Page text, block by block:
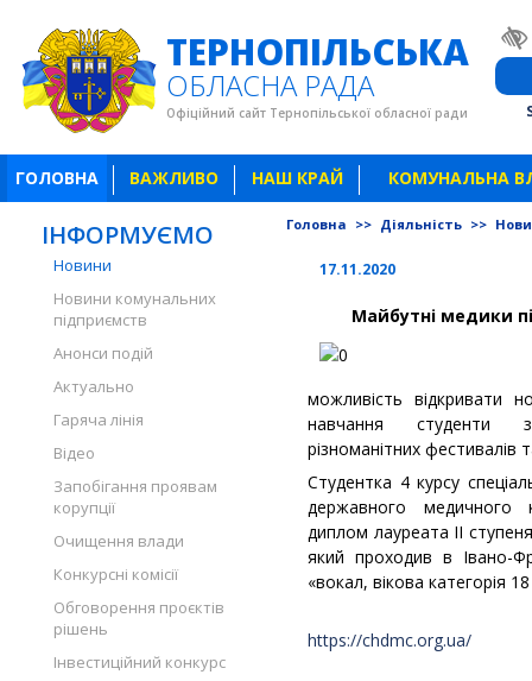
ТЕРНОПІЛЬСЬКА
ОБЛАСНА РАДА
Офіційний сайт Тернопільської обласної ради
ГОЛОВНА ВАЖЛИВО НАШ КРАЙ КОМУНАЛЬНА
ІНФОРМУЄМО
Новини
Новини комунальних
підприємств
Анонси подій
Актуально
Гаряча лінія
Відео
Запобігання проявам
корупції
Очищення влади
Конкурсні комісії
Обговорення проєктів
рішень
Інвестиційний конкурс
Головна >> Діяльність >>
17.11.2020
Майбутні медики
можливість відкривати
навчання студенти
різноманітних фестивалів
Студентка 4 курсу
державного медичного
диплом лауреата ІІ
який проходив в Івано-
«вокал, вікова категорія
https://chdmc.org.ua/